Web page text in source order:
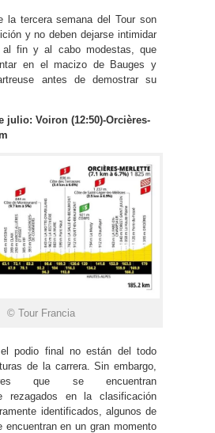
la tercera semana del Tour son
y no deben dejarse intimidar
fin y al cabo modestas, que
en el macizo de Bauges y
antes de demostrar su
julio: Voiron (12:50)-Orcières-
© Tour Francia
el podio final no están del todo
de la carrera. Sin embargo,
que se encuentran
rezagados en la clasificación
identificados, algunos de
encuentran en un gran momento